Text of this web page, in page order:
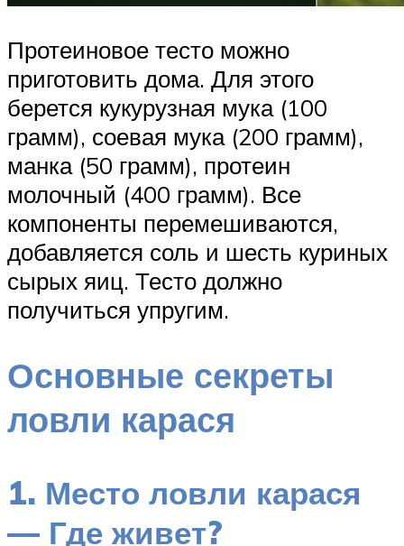
Протеиновое тесто можно
приготовить дома. Для этого
берется кукурузная мука (100
грамм), соевая мука (200 грамм),
манка (50 грамм), протеин
молочный (400 грамм). Все
компоненты перемешиваются,
добавляется соль и шесть куриных
сырых яиц. Тесто должно
получиться упругим.
Основные секреты
ловли карася
1. Место ловли карася
— Где живет?